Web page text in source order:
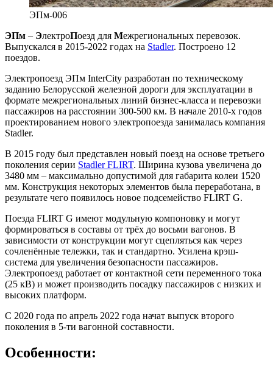
ЭПм-006
ЭПм – ЭлектроПоезд для Межрегиональных перевозок.
Выпускался в 2015-2022 годах на Stadler. Построено 12
поездов.
Электропоезд ЭПм InterCity разработан по техническому
заданию Белорусской железной дороги для эксплуатации в
формате межрегиональных линий бизнес-класса и перевозки
пассажиров на расстоянии 300-500 км. В начале 2010-х годов
проектированием нового электропоезда занималась компания
Stadler.
В 2015 году был представлен новый поезд на основе третьего
поколения серии Stadler FLIRT. Ширина кузова увеличена до
3480 мм – максимально допустимой для габарита колеи 1520
мм. Конструкция некоторых элементов была переработана, в
результате чего появилось новое подсемейство FLIRT G.
Поезда FLIRT G имеют модульную компоновку и могут
формироваться в составы от трёх до восьми вагонов. В
зависимости от конструкции могут сцепляться как через
сочленённые тележки, так и стандартно. Усилена крэш-
система для увеличения безопасности пассажиров.
Электропоезд работает от контактной сети переменного тока
(25 кВ) и может производить посадку пассажиров с низких и
высоких платформ.
С 2020 года по апрель 2022 года начат выпуск второго
поколения в 5-ти вагонной составности.
Особенности: